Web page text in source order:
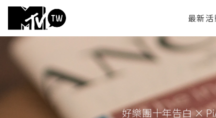
最新活
好樂團十年告白 ×